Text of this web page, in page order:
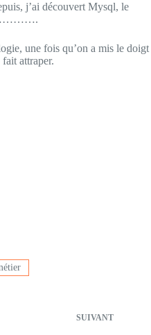
j’ai découvert Mysql, le
une fois qu’on a mis le doigt
attraper.
SUIVANT